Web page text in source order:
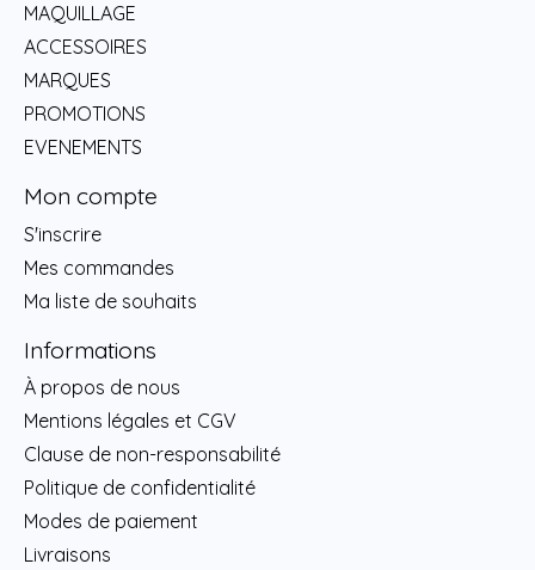
MAQUILLAGE
ACCESSOIRES
MARQUES
PROMOTIONS
EVENEMENTS
Mon compte
S'inscrire
Mes commandes
Ma liste de souhaits
Informations
À propos de nous
Mentions légales et CGV
Clause de non-responsabilité
Politique de confidentialité
Modes de paiement
Livraisons